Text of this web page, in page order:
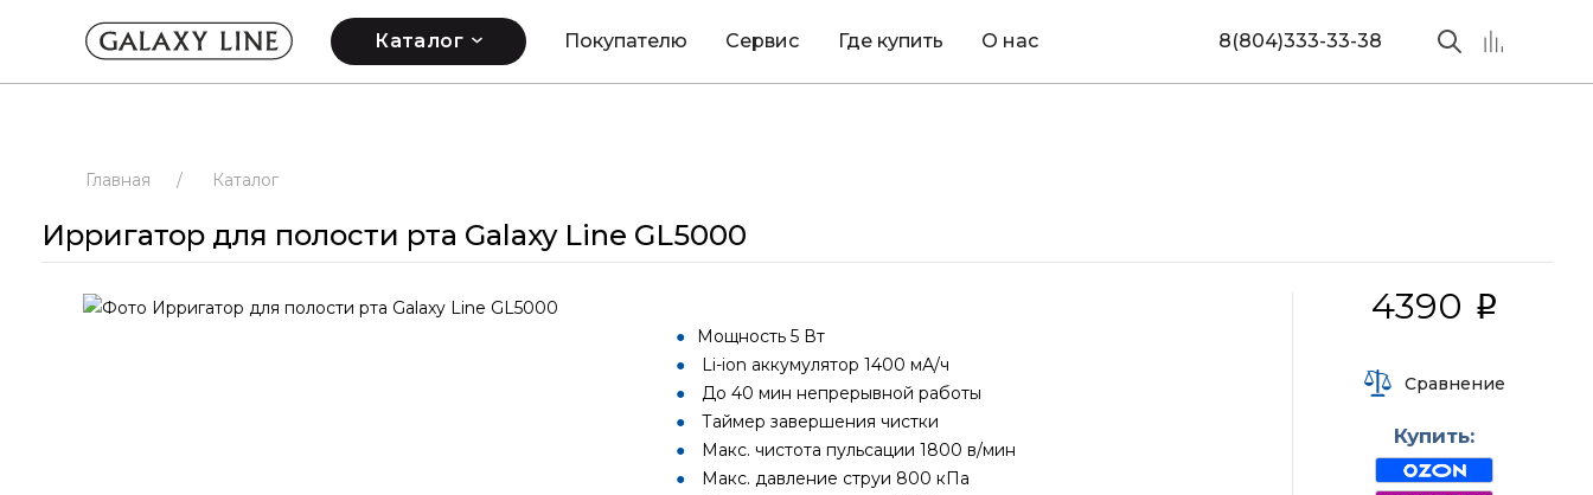
Каталог Покупателю Сервис Где купить О нас 8(804)333-33-38
Главная / Каталог
Ирригатор для полости рта Galaxy Line GL5000
4390 i
Сравнение
Купить:
Мощность 5 Вт
Li-ion аккумулятор 1400 мА/ч
До 40 мин непрерывной работы
Таймер завершения чистки
Макс. чистота пульсации 1800 в/мин
Макс. давление струи 800 кПа